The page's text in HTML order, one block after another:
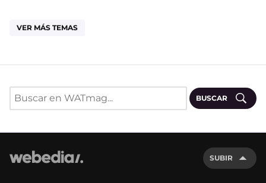
VER MÁS TEMAS
BUSCAR
SUBIR